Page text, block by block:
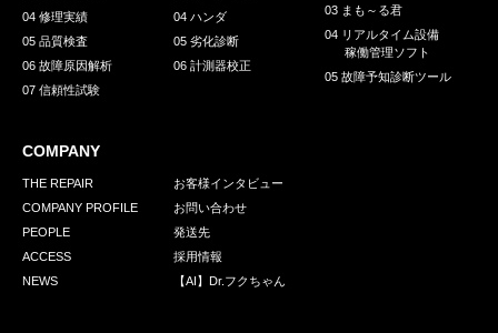
04 修理実績
05 品質検査
06 故障原因解析
07 信頼性試験
04 ハンダ
05 劣化診断
06 計測器校正
03 まも～る君
04 リアルタイム設備
稼働管理ソフト
05 故障予知診断ツール
COMPANY
THE REPAIR
COMPANY PROFILE
PEOPLE
ACCESS
NEWS
お客様インタビュー
お問い合わせ
発送先
採用情報
【AI】Dr.フクちゃん